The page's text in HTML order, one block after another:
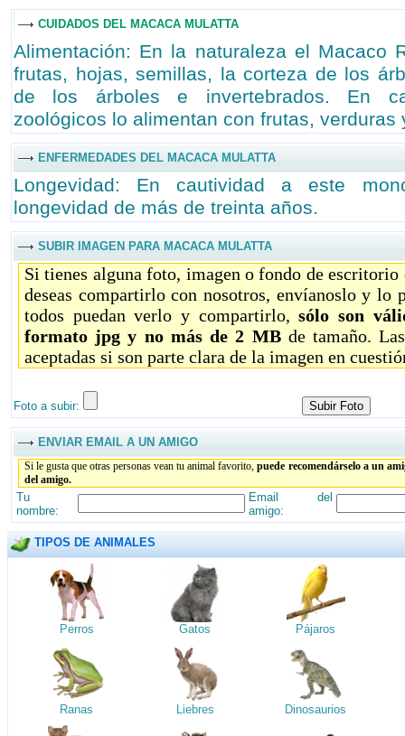
CUIDADOS DEL MACACA MULATTA
Alimentación: En la naturaleza el Macaco
frutas, hojas, semillas, la corteza de los
de los árboles e invertebrados. En
zoológicos lo alimentan con frutas, verduras
ENFERMEDADES DEL MACACA MULATTA
Longevidad: En cautividad a este
longevidad de más de treinta años.
SUBIR IMAGEN PARA MACACA MULATTA
Si tienes alguna foto, imagen o fondo de
deseas compartirlo con nosotros, envíanoslo y lo
todos puedan verlo y compartirlo,sólo son
formato jpg y no más de 2 MBde tamaño.
aceptadas si son parte clara de la imagen en
Foto a subir:
ENVIAR EMAIL A UN AMIGO
Si le gusta que otras personas vean tu animal favorito,puede recomendárselo a un
del amigo.
Tu
nombre:
Email del
amigo:
TIPOS DE ANIMALES
Perros Gatos Pájaros
Ranas Liebres Dinosaurios